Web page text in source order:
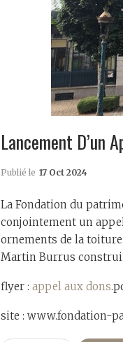
Lancement D’un
Publié le 17 Oct 2024
La Fondation du
conjointement un
ornements de la toiture
Martin Burrus
flyer :appel aux dons
site : www.fondation-